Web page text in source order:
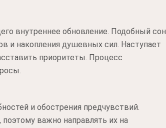
внутреннее обновление. Подобный сон
и накопления душевных сил. Наступает
приоритеты. Процесс
и обострения предчувствий.
важно направлять их на